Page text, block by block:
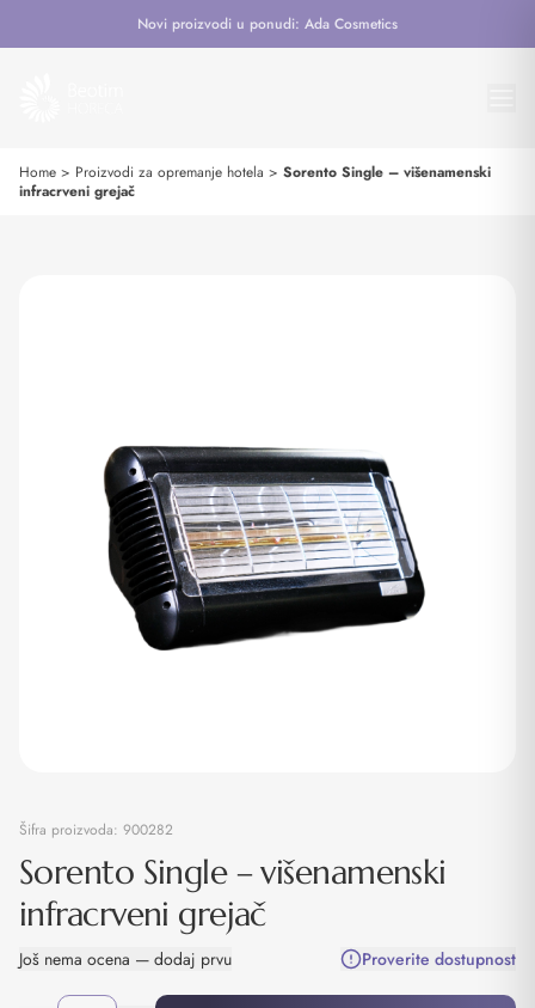
Novi proizvodi u ponudi: Ada Cosmetics
Home > Proizvodi za opremanje hotela > Sorento Single – višenamenski
infracrveni grejač
Šifra proizvoda: 900282
Sorento Single – višenamenski
infracrveni grejač
Još nema ocena — dodaj prvu Proverite dostupnost